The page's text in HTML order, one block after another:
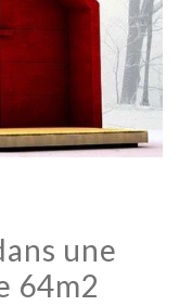
une
64m2